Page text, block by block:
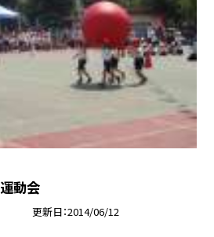
動会
更新日 2014/06/12